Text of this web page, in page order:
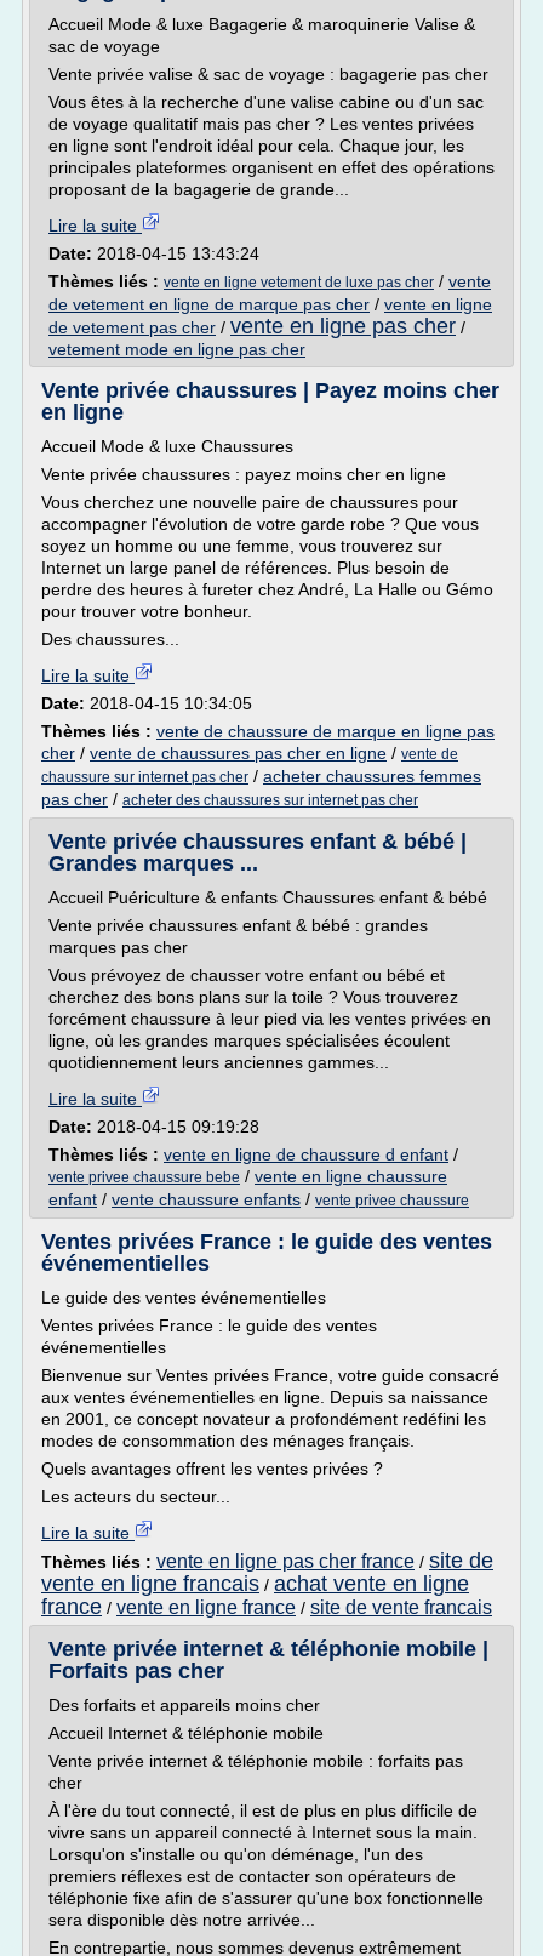
Accueil Mode & luxe Bagagerie & maroquinerie Valise &
sac de voyage
Vente privée valise & sac de voyage : bagagerie pas cher
Vous êtes à la recherche d'une valise cabine ou d'un sac
de voyage qualitatif mais pas cher ? Les ventes privées
en ligne sont l'endroit idéal pour cela. Chaque jour, les
principales plateformes organisent en effet des opérations
proposant de la bagagerie de grande...
Lire la suite
Date: 2018-04-15 13:43:24
Thèmes liés : vente en ligne vetement de luxe pas cher / vente
de vetement en ligne de marque pas cher / vente en ligne
de vetement pas cher / vente en ligne pas cher /
vetement mode en ligne pas cher
Vente privée chaussures | Payez moins cher
en ligne
Accueil Mode & luxe Chaussures
Vente privée chaussures : payez moins cher en ligne
Vous cherchez une nouvelle paire de chaussures pour
accompagner l'évolution de votre garde robe ? Que vous
soyez un homme ou une femme, vous trouverez sur
Internet un large panel de références. Plus besoin de
perdre des heures à fureter chez André, La Halle ou Gémo
pour trouver votre bonheur.
Des chaussures...
Lire la suite
Date: 2018-04-15 10:34:05
Thèmes liés : vente de chaussure de marque en ligne pas
cher / vente de chaussures pas cher en ligne / vente de
chaussure sur internet pas cher / acheter chaussures femmes
pas cher / acheter des chaussures sur internet pas cher
Vente privée chaussures enfant & bébé |
Grandes marques ...
Accueil Puériculture & enfants Chaussures enfant & bébé
Vente privée chaussures enfant & bébé : grandes
marques pas cher
Vous prévoyez de chausser votre enfant ou bébé et
cherchez des bons plans sur la toile ? Vous trouverez
forcément chaussure à leur pied via les ventes privées en
ligne, où les grandes marques spécialisées écoulent
quotidiennement leurs anciennes gammes...
Lire la suite
Date: 2018-04-15 09:19:28
Thèmes liés : vente en ligne de chaussure d enfant /
vente privee chaussure bebe / vente en ligne chaussure
enfant / vente chaussure enfants / vente privee chaussure
Ventes privées France : le guide des ventes
événementielles
Le guide des ventes événementielles
Ventes privées France : le guide des ventes
événementielles
Bienvenue sur Ventes privées France, votre guide consacré
aux ventes événementielles en ligne. Depuis sa naissance
en 2001, ce concept novateur a profondément redéfini les
modes de consommation des ménages français.
Quels avantages offrent les ventes privées ?
Les acteurs du secteur...
Lire la suite
Thèmes liés : vente en ligne pas cher france / site de
vente en ligne francais / achat vente en ligne
france / vente en ligne france / site de vente francais
Vente privée internet & téléphonie mobile |
Forfaits pas cher
Des forfaits et appareils moins cher
Accueil Internet & téléphonie mobile
Vente privée internet & téléphonie mobile : forfaits pas
cher
À l'ère du tout connecté, il est de plus en plus difficile de
vivre sans un appareil connecté à Internet sous la main.
Lorsqu'on s'installe ou qu'on déménage, l'un des
premiers réflexes est de contacter son opérateurs de
téléphonie fixe afin de s'assurer qu'une box fonctionnelle
sera disponible dès notre arrivée...
En contrepartie, nous sommes devenus extrêmement